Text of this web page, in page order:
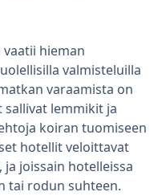
hieman
valmisteluilla
varaamista on
lemmikit ja
koiran tuomiseen
hotellit veloittavat
joissain hotelleissa
tai rodun suhteen.